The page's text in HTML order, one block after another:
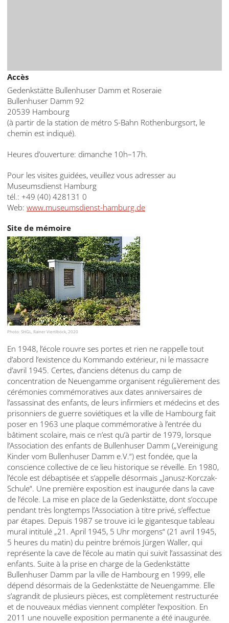
Accès
Gedenkstätte Bullenhuser Damm et Roseraie
Bullenhuser Damm 92
20539 Hambourg
(à partir de la station de métro S-Bahn Rothenburgsort, le
chemin est indiqué).
Heures d’ouverture: dimanche 10h–17h.
Pour les visites guidées, veuillez vous adresser au
Museumsdienst Hamburg
tél.: +49 (40) 428131 0
Web: www.museumsdienst-hamburg.de
Site de mémoire
Photo: SHGL, Rainer Viertlböck, 2020
En 1948, l’école rouvre ses portes et rien ne rappelle tout
d’abord l’existence du Kommando extérieur, ni le massacre
d’avril 1945. Certes, d’anciens détenus du camp de
concentration de Neuengamme organisent régulièrement des
cérémonies commémoratives aux dates anniversaires de
l’assassinat des enfants, de leurs infirmiers et médecins et des
prisonniers de guerre soviétiques et la ville de Hambourg fait
poser en 1963 une plaque commémorative à l’entrée du
bâtiment scolaire, mais ce n’est qu’à partir de 1979, lorsque
l’Association des enfants de Bullenhuser Damm („Vereinigung
Kinder vom Bullenhuser Damm e.V.“) est fondée, que la
conscience collective de ce lieu historique se réveille. En 1980,
l’école est débaptisée et s’appelle désormais „Janusz-Korczak-
Schule“. Une première exposition est inaugurée dans la cave
de l’école. La mise en place de la Gedenkstätte, dont s’occupe
pendant très longtemps l’Association à titre privé, s’effectue
par étapes. Depuis 1987 se trouve ici le gigantesque tableau
mural intitulé „21. April 1945, 5 Uhr morgens“ (21 avril 1945,
5 heures du matin) du peintre brémois Jürgen Waller, qui
représente la cave de l’école au matin qui suivit l’assassinat des
enfants. Suite à la prise en charge de la Gedenkstätte
Bullenhuser Damm par la ville de Hambourg en 1999, elle
dépend désormais de la Gedenkstätte de Neuengamme. Elle
s’agrandit de plusieurs pièces, est complètement restructurée
et de nouveaux médias viennent compléter l’exposition. En
2011 une nouvelle exposition permanente a été inaugurée.